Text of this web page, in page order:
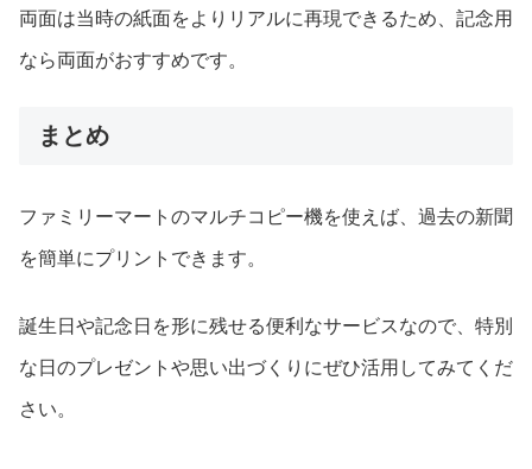
両面は当時の紙面をよりリアルに再現できるため、記念用
なら両面がおすすめです。
まとめ
ファミリーマートのマルチコピー機を使えば、過去の新聞
を簡単にプリントできます。
誕生日や記念日を形に残せる便利なサービスなので、特別
な日のプレゼントや思い出づくりにぜひ活用してみてくだ
さい。